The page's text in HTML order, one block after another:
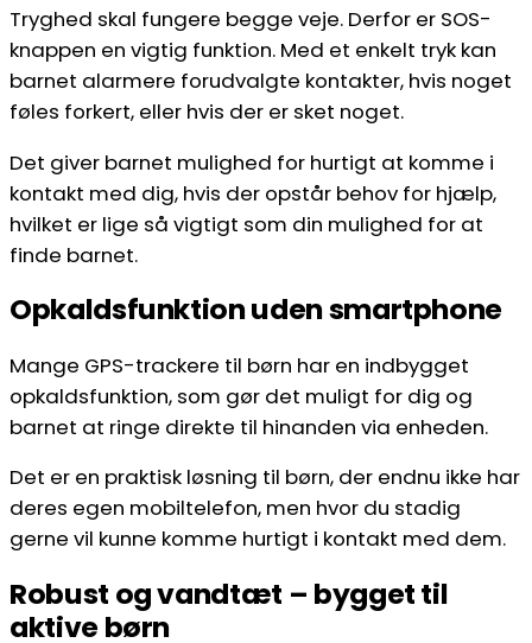
Tryghed skal fungere begge veje. Derfor er SOS-
knappen en vigtig funktion. Med et enkelt tryk kan
barnet alarmere forudvalgte kontakter, hvis noget
føles forkert, eller hvis der er sket noget.
Det giver barnet mulighed for hurtigt at komme i
kontakt med dig, hvis der opstår behov for hjælp,
hvilket er lige så vigtigt som din mulighed for at
finde barnet.
Opkaldsfunktion uden smartphone
Mange GPS-trackere til børn har en indbygget
opkaldsfunktion, som gør det muligt for dig og
barnet at ringe direkte til hinanden via enheden.
Det er en praktisk løsning til børn, der endnu ikke har
deres egen mobiltelefon, men hvor du stadig
gerne vil kunne komme hurtigt i kontakt med dem.
Robust og vandtæt – bygget til
aktive børn